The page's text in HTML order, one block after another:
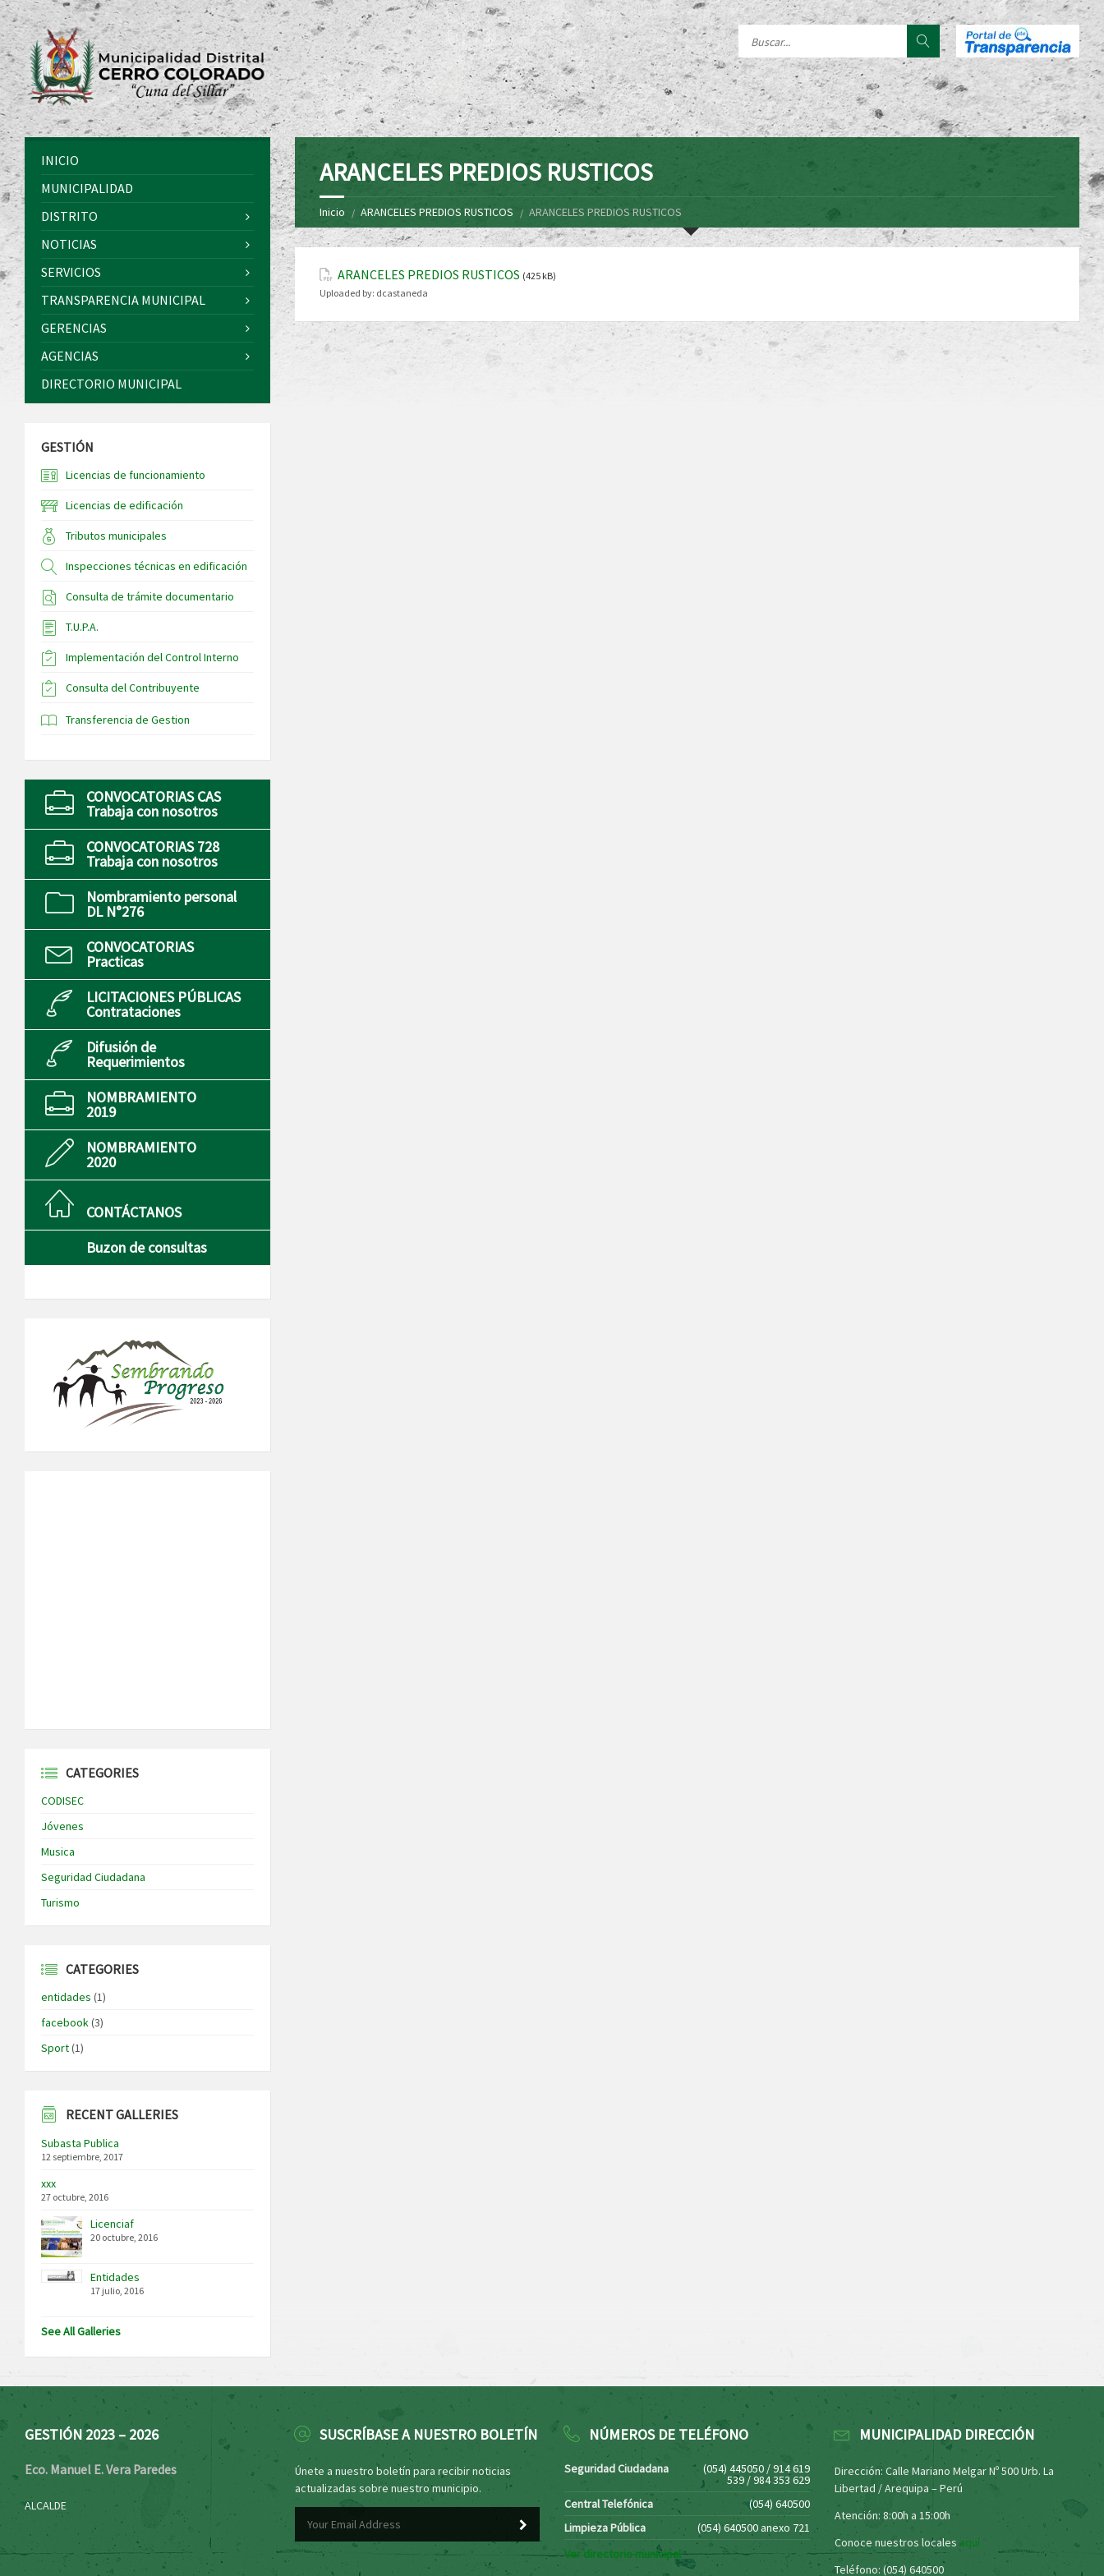
ARANCELES PREDIOS RUSTICOS
Inicio ARANCELES PREDIOS RUSTICOS ARANCELES PREDIOS RUSTICOS
ARANCELES PREDIOS RUSTICOS (425 kB)
Uploaded by: dcastaneda
INICIO
MUNICIPALIDAD
DISTRITO
NOTICIAS
SERVICIOS
TRANSPARENCIA MUNICIPAL
GERENCIAS
AGENCIAS
DIRECTORIO MUNICIPAL
GESTIÓN
Licencias de funcionamiento
Licencias de edificación
Tributos municipales
Inspecciones técnicas en edificación
Consulta de trámite documentario
T.U.P.A.
Implementación del Control Interno
Consulta del Contribuyente
Transferencia de Gestion
CONVOCATORIAS CAS
Trabaja con nosotros
CONVOCATORIAS 728
Trabaja con nosotros
Nombramiento personal
DL N°276
CONVOCATORIAS
Practicas
LICITACIONES PÚBLICAS
Contrataciones
Difusión de
Requerimientos
NOMBRAMIENTO
2019
NOMBRAMIENTO
2020
CONTÁCTANOS
Buzon de consultas
CATEGORIES
CODISEC
Jóvenes
Musica
Seguridad Ciudadana
Turismo
CATEGORIES
entidades (1)
facebook(3)
Sport(1)
RECENT GALLERIES
Subasta Publica
12 septiembre, 2017
xxx
27 octubre, 2016
Licenciaf
20 octubre, 2016
Entidades
17 julio, 2016
See All Galleries
GESTIÓN 2023 – 2026
Eco. Manuel E. Vera Paredes
ALCALDE
SUSCRÍBASE A NUESTRO BOLETÍN
Únete a nuestro boletín para recibir noticias
actualizadas sobre nuestro municipio.
NÚMEROS DE TELÉFONO
Seguridad Ciudadana (054) 445050 / 914 619
539 / 984 353 629
Central Telefónica
(054) 640500
Limpieza Pública
(054) 640500 anexo 721
Ver directorio municipal
MUNICIPALIDAD DIRECCIÓN
Dirección: Calle Mariano Melgar Nº 500 Urb. La
Libertad / Arequipa – Perú
Atención: 8:00h a 15:00h
Conoce nuestros locales aquí
Teléfono: (054) 640500